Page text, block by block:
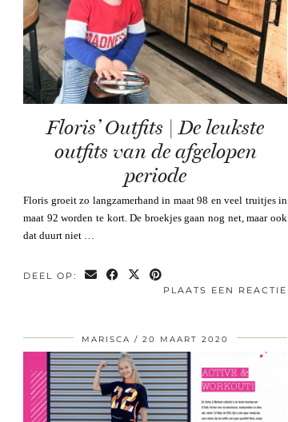
Floris’ Outfits | De leukste
outfits van de afgelopen
periode
Floris groeit zo langzamerhand in maat 98 en veel truitjes in
maat 92 worden te kort. De broekjes gaan nog net, maar ook
dat duurt niet …
DEEL OP:
PLAATS EEN REACTIE
MARISCA 20 MAART 2020